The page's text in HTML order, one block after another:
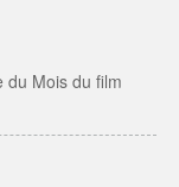
du Mois du film